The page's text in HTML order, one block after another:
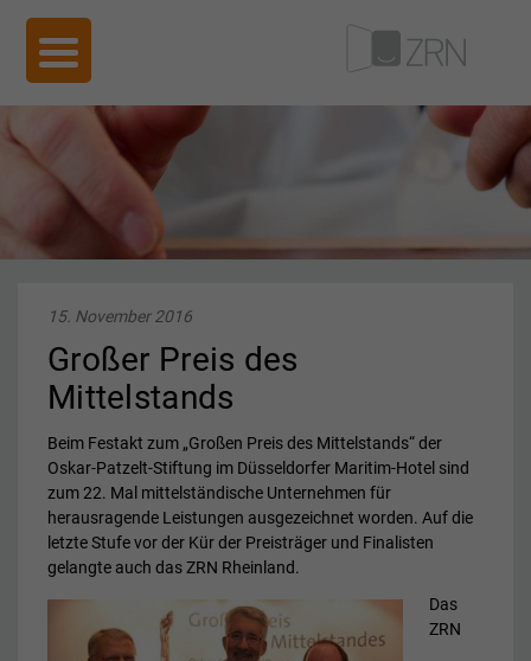
15. November 2016
Großer Preis des
Mittelstands
Beim Festakt zum „Großen Preis des Mittelstands“ der
Oskar-Patzelt-Stiftung im Düsseldorfer Maritim-Hotel sind
zum 22. Mal mittelständische Unternehmen für
herausragende Leistungen ausgezeichnet worden. Auf die
letzte Stufe vor der Kür der Preisträger und Finalisten
gelangte auch das ZRN Rheinland.
Das
ZRN